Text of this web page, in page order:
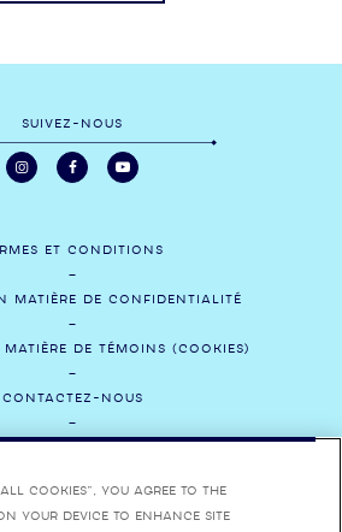
SUIVEZ-NOUS
ET CONDITIONS
MATIÈRE DE CONFIDENTIALITÉ
DE TÉMOINS (COOKIES)
CONTACTEZ-NOUS
SOCIAL
CARRIÈRES
Cookies”, you agree to the
your device to enhance site